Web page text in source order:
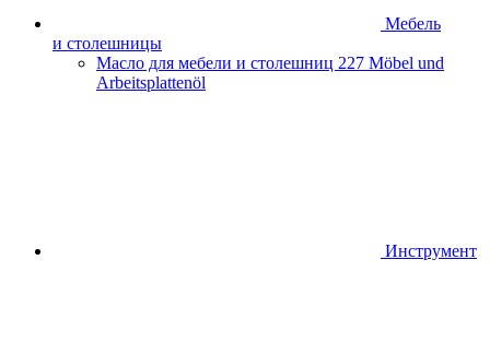
Мебель
и столешницы
Масло для мебели и столешниц 227 Möbel und
Arbeitsplattenöl
Инструмент